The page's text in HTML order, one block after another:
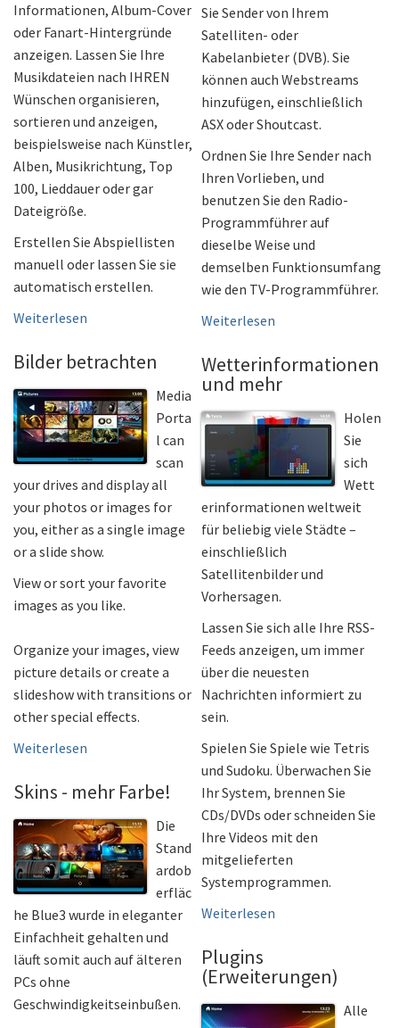
Informationen, Album-Cover
oder Fanart-Hintergründe
anzeigen. Lassen Sie Ihre
Musikdateien nach IHREN
Wünschen organisieren,
sortieren und anzeigen,
beispielsweise nach Künstler,
Alben, Musikrichtung, Top
100, Lieddauer oder gar
Dateigröße.
Erstellen Sie Abspiellisten
manuell oder lassen Sie sie
automatisch erstellen.
Weiterlesen
Bilder betrachten
Media
Porta
l can
scan
your drives and display all
your photos or images for
you, either as a single image
or a slide show.
View or sort your favorite
images as you like.
Organize your images, view
picture details or create a
slideshow with transitions or
other special effects.
Weiterlesen
Skins - mehr Farbe!
Die
Stand
ardob
erfläc
he Blue3 wurde in eleganter
Einfachheit gehalten und
läuft somit auch auf älteren
PCs ohne
Geschwindigkeitseinbußen.
Sie Sender von Ihrem
Satelliten- oder
Kabelanbieter (DVB). Sie
können auch Webstreams
hinzufügen, einschließlich
ASX oder Shoutcast.
Ordnen Sie Ihre Sender nach
Ihren Vorlieben, und
benutzen Sie den Radio-
Programmführer auf
dieselbe Weise und
demselben Funktionsumfang
wie den TV-Programmführer.
Weiterlesen
Wetterinformationen
und mehr
Holen
Sie
sich
Wett
erinformationen weltweit
für beliebig viele Städte –
einschließlich
Satellitenbilder und
Vorhersagen.
Lassen Sie sich alle Ihre RSS-
Feeds anzeigen, um immer
über die neuesten
Nachrichten informiert zu
sein.
Spielen Sie Spiele wie Tetris
und Sudoku. Überwachen Sie
Ihr System, brennen Sie
CDs/DVDs oder schneiden Sie
Ihre Videos mit den
mitgelieferten
Systemprogrammen.
Weiterlesen
Plugins
(Erweiterungen)
Alle